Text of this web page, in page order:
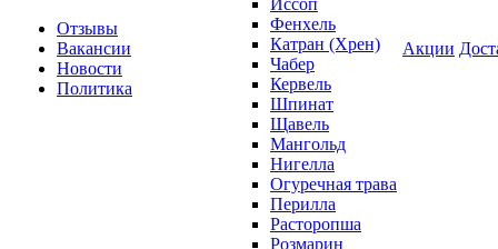
Отзывы
Вакансии
Новости
Политика
Иссоп
Фенхель
Катран (Хрен)
Чабер
Кервель
Шпинат
Щавель
Мангольд
Нигелла
Огуречная трава
Перилла
Расторопша
Розмарин
Акции